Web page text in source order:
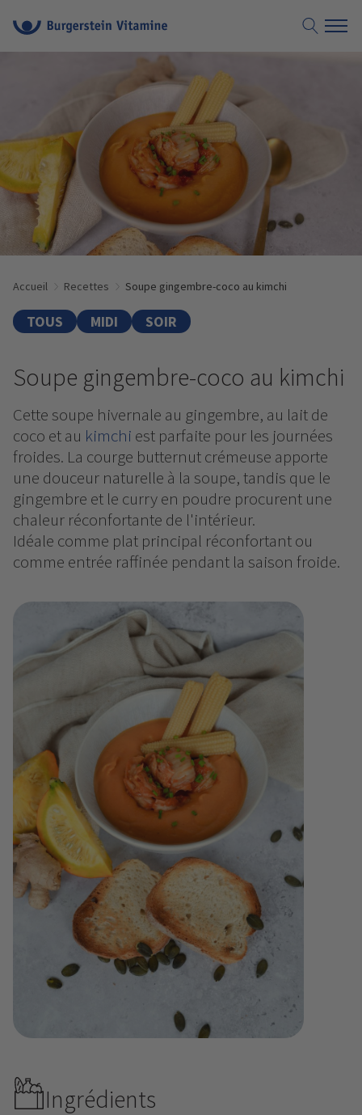
Accueil Recettes Soupe gingembre-coco au kimchi
TOUS MIDI SOIR
Soupe gingembre-coco au kimchi
Cette soupe hivernale au gingembre, au lait de
coco et au kimchi est parfaite pour les journées
froides. La courge butternut crémeuse apporte
une douceur naturelle à la soupe, tandis que le
gingembre et le curry en poudre procurent une
chaleur réconfortante de l'intérieur.
Idéale comme plat principal réconfortant ou
comme entrée raffinée pendant la saison froide.
Ingrédients